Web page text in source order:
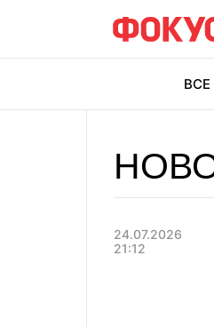
24.07.2026
21:12